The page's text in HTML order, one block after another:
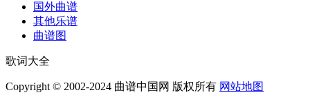
国外曲谱
其他乐谱
曲谱图
歌词大全
Copyright © 2002-2024 曲谱中国网 版权所有 网站地图